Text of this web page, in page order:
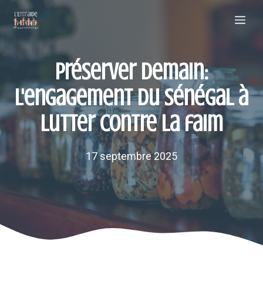
Aller
contenu
Préserver demain:
l'engagement du Sénégal à
lutter contre la faim
17 septembre 2025